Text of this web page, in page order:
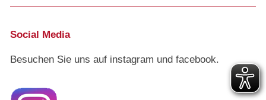
Social Media
Besuchen Sie uns auf instagram und facebook.